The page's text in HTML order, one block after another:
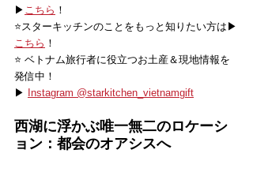
▶ こちら ！
⭐️スターキッチンのことをもっと知りたい方は▶
こちら ！
⭐️ ベトナム旅行者に役立つお土産＆現地情報を
発信中！
▶
Instagram @starkitchen_vietnamgift
西湖に浮かぶ唯一無二のロケーシ
ョン：都会のオアシスへ